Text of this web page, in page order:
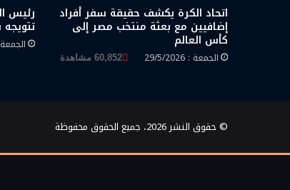
اتحاد الكرة يكشف حقيقة سفر أفراد
إضافيين مع بعثة منتخب مصر إلى
كأس العالم
الجمعة : 29/5/2026 60,852 مشاهدة
رئيس
الجمعة : 29/5/
© حقوق النشر 2026، جميع الحقوق محفوظة